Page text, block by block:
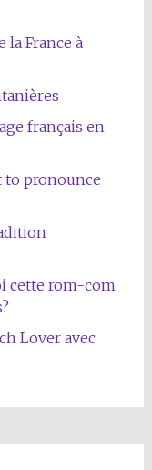
la France à
français en
to pronounce
cette rom-com
Lover avec